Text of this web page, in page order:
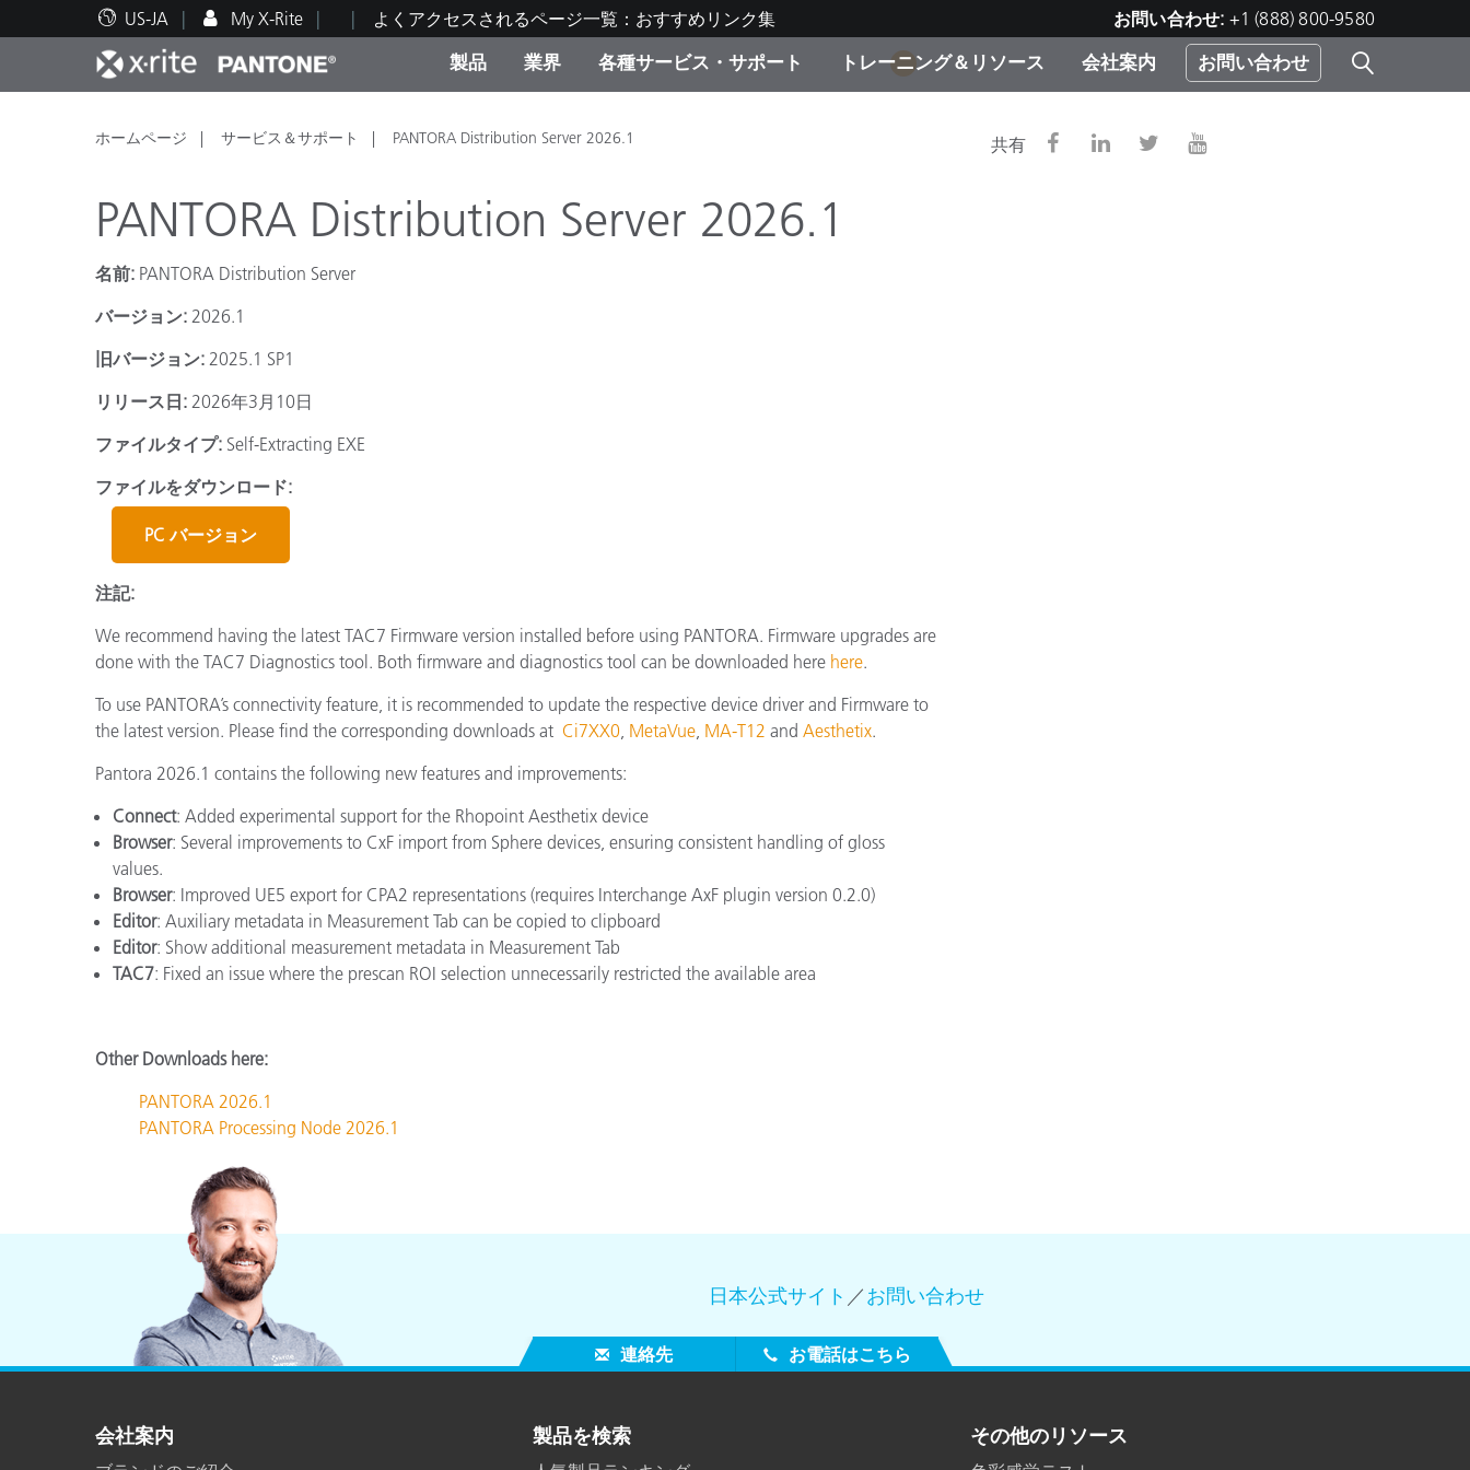
US-JA My X-Rite よくアクセスされるページ一覧：おすすめリンク集 お問い合わせ: +1 (888) 800-9580
製品
人気製品ランキング カテゴリ別
生産終了製品：アップグレー
キャンペーン
業界
印刷＆パッケージ印刷
自動車
プラスチック
塗料・塗装
ディスプレイメーカー＆プリ
ンターメーカー対象 OEM ソ
耐久消費財
各種サービス・サポート
テクニカルサポート 修理の流れ・サービス一覧
トレーニング＆リソース
教育関連資料 トレーニング
会社案内 お問い合わせ
1
ホームページ サービス＆サポート PANTORA Distribution Server 2026.1 共有
PANTORA Distribution Server 2026.1
名前: PANTORA Distribution Server
バージョン: 2026.1
旧バージョン: 2025.1 SP1
リリース日: 2026年3月10日
ファイルタイプ: Self-Extracting EXE
ファイルをダウンロード:
PC バージョン
注記:
We recommend having the latest TAC7 Firmware version installed before using PANTORA. Firmware upgrades are
done with the TAC7 Diagnostics tool. Both firmware and diagnostics tool can be downloaded here here.
To use PANTORA’s connectivity feature, it is recommended to update the respective device driver and Firmware to
the latest version. Please find the corresponding downloads at Ci7XX0 MetaVue MA-T12 and Aesthetix.
Pantora 2026.1 contains the following new features and improvements:
Connect: Added experimental support for the Rhopoint Aesthetix device
Browser: Several improvements to CxF import from Sphere devices, ensuring consistent handling of gloss
values.
Browser: Improved UE5 export for CPA2 representations (requires Interchange AxF plugin version 0.2.0)
Editor: Auxiliary metadata in Measurement Tab can be copied to clipboard
Editor: Show additional measurement metadata in Measurement Tab
TAC7: Fixed an issue where the prescan ROI selection unnecessarily restricted the available area
Other Downloads here:
PANTORA 2026.1
PANTORA Processing Node 2026.1
日本公式サイト ／お問い合わせ
連絡先 お電話はこちら
会社案内 製品を検索 その他のリソース